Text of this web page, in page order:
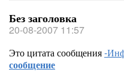
Без заголовка
20-08-2007 11:57
Это цитата сообщения-
сообщение